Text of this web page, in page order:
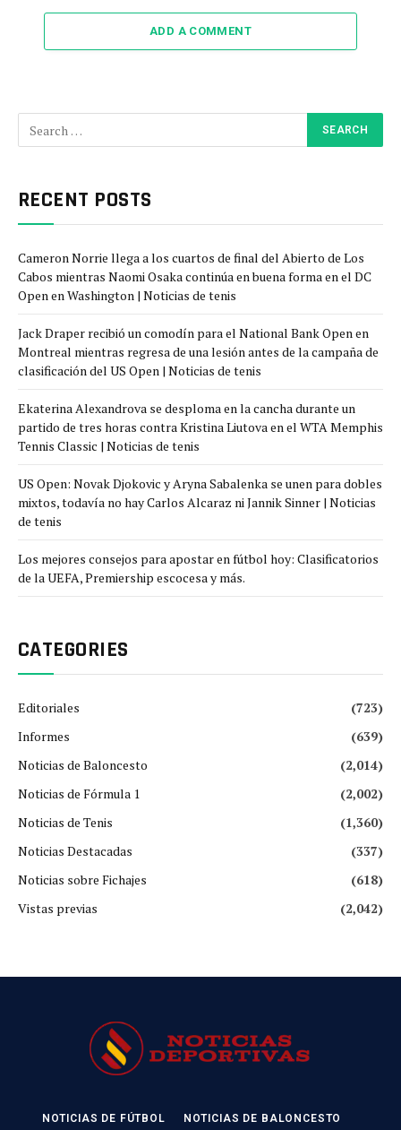
ADD A COMMENT
RECENT POSTS
Cameron Norrie llega a los cuartos de final del Abierto de Los
Cabos mientras Naomi Osaka continúa en buena forma en el DC
Open en Washington | Noticias de tenis
Jack Draper recibió un comodín para el National Bank Open en
Montreal mientras regresa de una lesión antes de la campaña de
clasificación del US Open | Noticias de tenis
Ekaterina Alexandrova se desploma en la cancha durante un
partido de tres horas contra Kristina Liutova en el WTA Memphis
Tennis Classic | Noticias de tenis
US Open: Novak Djokovic y Aryna Sabalenka se unen para dobles
mixtos, todavía no hay Carlos Alcaraz ni Jannik Sinner | Noticias
de tenis
Los mejores consejos para apostar en fútbol hoy: Clasificatorios
de la UEFA, Premiership escocesa y más.
CATEGORIES
Editoriales
(723)
Informes
(639)
Noticias de Baloncesto
(2,014)
Noticias de Fórmula 1
(2,002)
Noticias de Tenis
(1,360)
Noticias Destacadas
(337)
Noticias sobre Fichajes
(618)
Vistas previas
(2,042)
NOTICIAS DE FÚTBOL NOTICIAS DE BALONCESTO